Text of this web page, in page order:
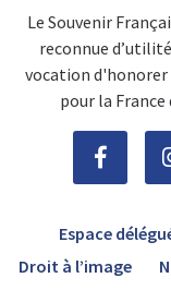
Le Souvenir
reconnue
vocation d'honorer
pour la
Espace
Droit à l’image